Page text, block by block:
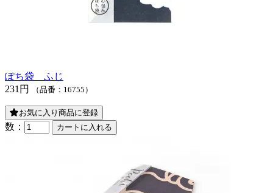
ぽち袋 ふじ
231円
（品番：16755）
お気に入り商品に登録
数：